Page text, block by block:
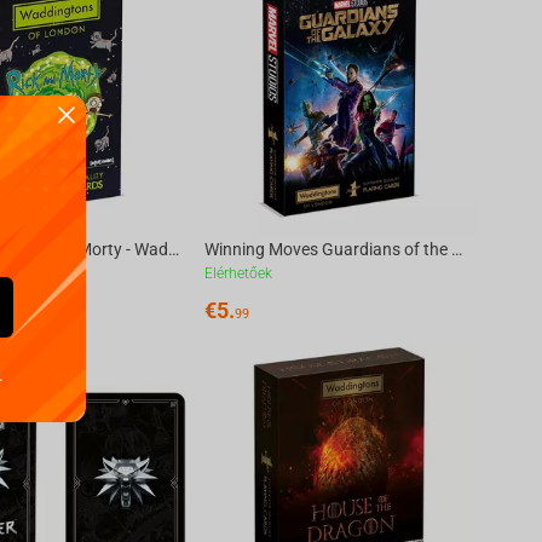
Winning Moves Rick & Morty - Waddingtons No.1 Playing Cards Winning Moves Guardians of the Galaxy - Waddingtons No.1 Playing Cards English
Elérhetőek
€5.99